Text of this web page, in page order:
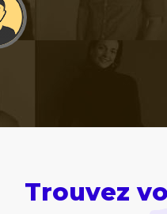
Trouvez